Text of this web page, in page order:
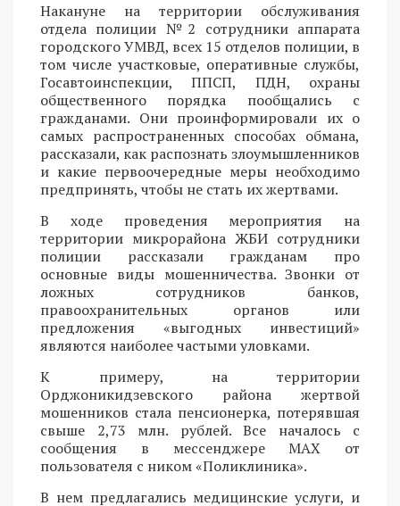
Накануне на территории обслуживания
отдела полиции №2 сотрудники аппарата
городского УМВД, всех 15 отделов полиции, в
том числе участковые, оперативные службы,
Госавтоинспекции, ППСП, ПДН, охраны
общественного порядка пообщались с
гражданами. Они проинформировали их о
самых распространенных способах обмана,
рассказали, как распознать злоумышленников
и какие первоочередные меры необходимо
предпринять, чтобы не стать их жертвами.
В ходе проведения мероприятия на
территории микрорайона ЖБИ сотрудники
полиции рассказали гражданам про
основные виды мошенничества. Звонки от
ложных сотрудников банков,
правоохранительных органов или
предложения «выгодных инвестиций»
являются наиболее частыми уловками.
К примеру, на территории
Орджоникидзевского района жертвой
мошенников стала пенсионерка, потерявшая
свыше 2,73 млн. рублей. Все началось с
сообщения в мессенджере MAX от
пользователя с ником «Поликлиника».
В нем предлагались медицинские услуги, и